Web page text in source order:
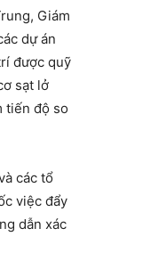
Giám
dự án
được quỹ
sạt lở
tiến độ so
các tổ
việc đẩy
dẫn xác